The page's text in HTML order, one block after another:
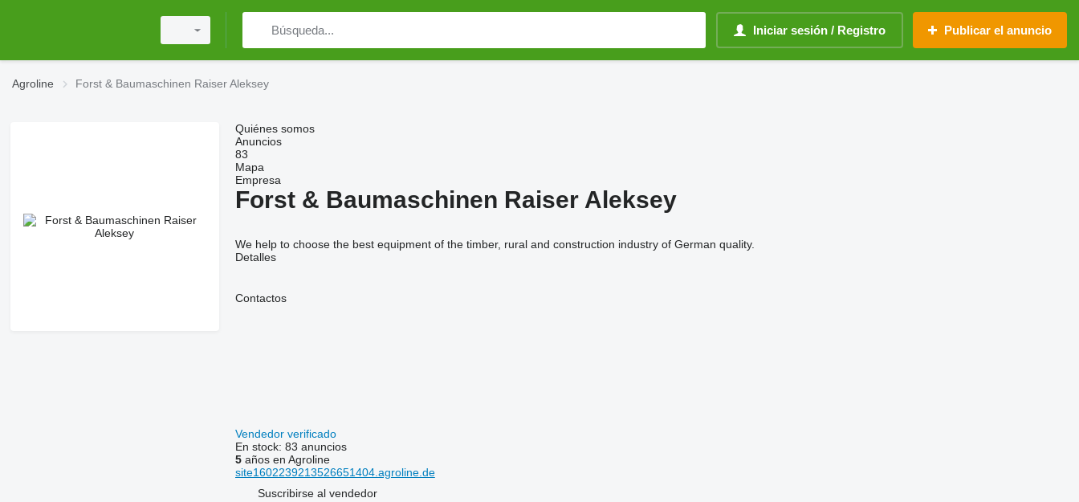
Iniciar sesión / Registro Publicar el anuncio
Agroline Forst & Baumaschinen Raiser Aleksey
Quiénes somos
Anuncios
83
Mapa
Empresa
Forst & Baumaschinen Raiser Aleksey
We help to choose the best equipment of the timber, rural and construction industry of German quality.
Detalles
Contactos
Vendedor verificado
En stock: 83 anuncios
5años en Agroline
site1602239213526651404.agroline.de
Suscribirse al vendedor